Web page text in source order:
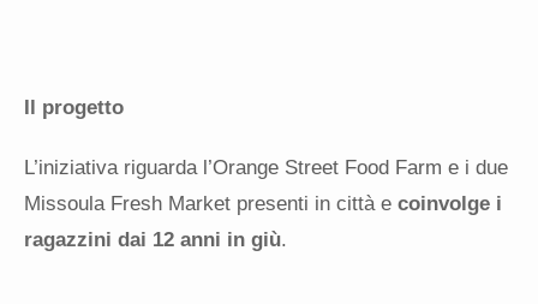
Il progetto
L’iniziativa riguarda l’Orange Street Food Farm e i due
Missoula Fresh Market presenti in città e coinvolge i
ragazzini dai 12 anni in giù.